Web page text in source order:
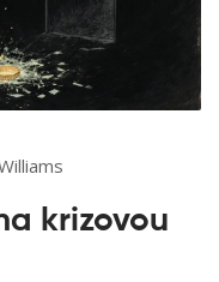
krizovou